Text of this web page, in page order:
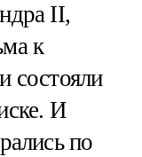
II,
к
состояли
И
по